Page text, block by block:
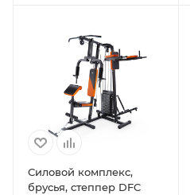
Силовой комплекс,
брусья, степпер DFC